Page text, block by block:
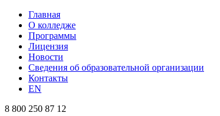
Главная
О колледже
Программы
Лицензия
Новости
Сведения об образовательной организации
Контакты
EN
8 800 250 87 12